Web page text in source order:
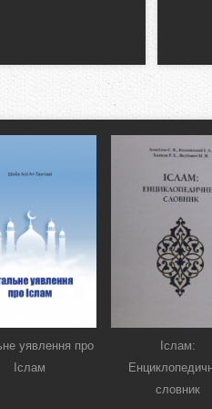
уявлення про
Іслам
Іслам:
словник